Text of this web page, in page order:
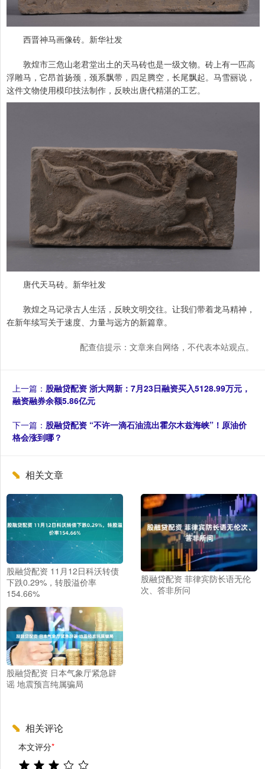
西晋神马画像砖。新华社发
敦煌市三危山老君堂出土的天马砖也是一级文物。砖上有一匹高
浮雕马，它昂首扬颈，颈系飘带，四足腾空，长尾飘起。马雪丽说，
这件文物使用模印技法制作，反映出唐代精湛的工艺。
唐代天马砖。新华社发
敦煌之马记录古人生活，反映文明交往。让我们带着龙马精神，
在新年续写关于速度、力量与远方的新篇章。
配查信提示：文章来自网络，不代表本站观点。
上一篇： 股融贷配资 浙大网新：7月23日融资买入5128.99万元，
融资融券余额5.86亿元
下一篇： 股融贷配资 “不许一滴石油流出霍尔木兹海峡”！原油价
格会涨到哪？
相关文章
股融贷配资 11月12日科沃转债
下跌0.29%，转股溢价率
154.66%
股融贷配资 菲律宾防长语无伦
次、答非所问
股融贷配资 日本气象厅紧急辟
谣 地震预言纯属骗局
相关评论
本文评分*